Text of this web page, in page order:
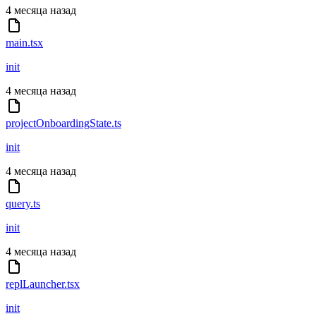
4 месяца назад
main.tsx
init
4 месяца назад
projectOnboardingState.ts
init
4 месяца назад
query.ts
init
4 месяца назад
replLauncher.tsx
init